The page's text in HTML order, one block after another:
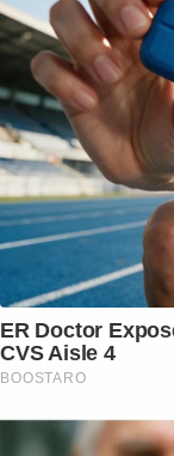
ER Doctor
CVS Aisle 4
BOOSTARO